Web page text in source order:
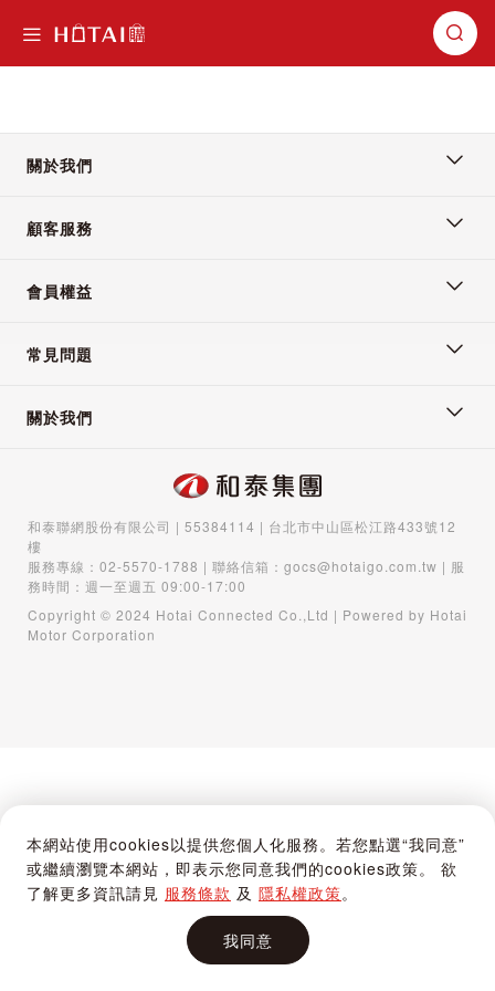
本網站使用cookies以提供您個人化服務。若您點選“我同意”
或繼續瀏覽本網站，即表示您同意我們的cookies政策。 欲
了解更多資訊請見 服務條款 及 隱私權政策。
我同意
購物車
關於我們
顧客服務
會員權益
常見問題
關於我們
和泰聯網股份有限公司 | 55384114 | 台北市中山區松江路433號12
樓
服務專線： 02-5570-1788 | 聯絡信箱： gocs@hotaigo.com.tw | 服
務時間：週一至週五 09:00-17:00
Copyright © 2024 Hotai Connected Co.,Ltd | Powered by Hotai
Motor Corporation